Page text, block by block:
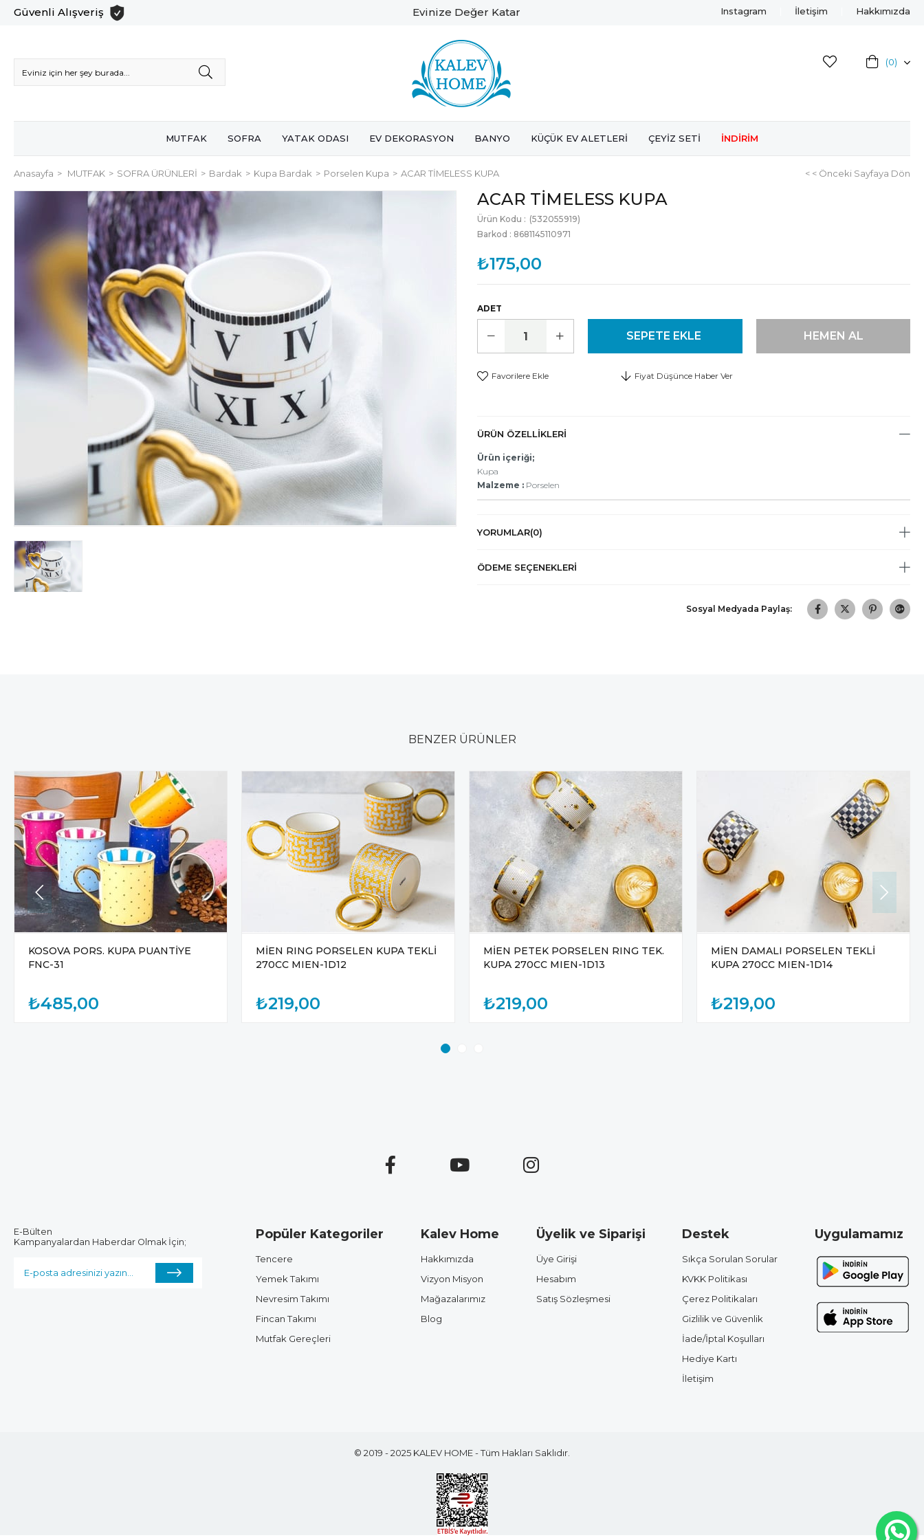
Güvenli Alışveriş Evinize Değer Katar Instagram İletişim Hakkımızda
0
MUTFAK SOFRA YATAK ODASI EV DEKORASYON BANYO KÜÇÜK EV ALETLERİ ÇEYİZ SETİ İNDİRİM
Anasayfa MUTFAK SOFRA ÜRÜNLERİ Bardak Kupa Bardak Porselen Kupa ACAR TİMELESS KUPA < < Önceki Sayfaya Dön
ACAR TİMELESS KUPA
(532055919)
Barkod : 8681145110971
₺175,00
ADET
Favorilere Ekle Fiyat Düşünce Haber Ver
ÜRÜN ÖZELLIKLERI
Ürün içeriği;
Kupa
Malzeme : Porselen
YORUMLAR(0)
ÖDEME SEÇENEKLERI
Sosyal Medyada Paylaş:
BENZER ÜRÜNLER
KOSOVA PORS. KUPA PUANTİYE
FNC-31
₺485,00
MİEN RING PORSELEN KUPA TEKLİ
270CC MIEN-1D12
₺219,00
MİEN PETEK PORSELEN RING TEK.
KUPA 270CC MIEN-1D13
₺219,00
MİEN DAMALI PORSELEN TEKLİ
KUPA 270CC MIEN-1D14
₺219,00
E-Bülten
Kampanyalardan Haberdar Olmak İçin;
Popüler Kategoriler
Tencere
Yemek Takımı
Nevresim Takımı
Fincan Takımı
Mutfak Gereçleri
Kalev Home
Hakkımızda
Vizyon Misyon
Mağazalarımız
Blog
Üyelik ve Siparişi
Üye Girişi
Hesabım
Satış Sözleşmesi
Destek
Sıkça Sorulan Sorular
KVKK Politikası
Çerez Politikaları
Gizlilik ve Güvenlik
İade/İptal Koşulları
Hediye Kartı
İletişim
Uygulamamız
© 2019 - 2025 KALEV HOME - Tüm Hakları Saklıdır.